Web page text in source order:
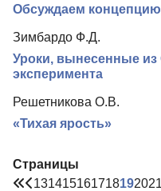
Обсуждаем
Зимбардо Ф.Д.
Уроки, вынесенные
эксперимента
Решетникова О.В.
«Тихая ярость»
Страницы
131415161718192021